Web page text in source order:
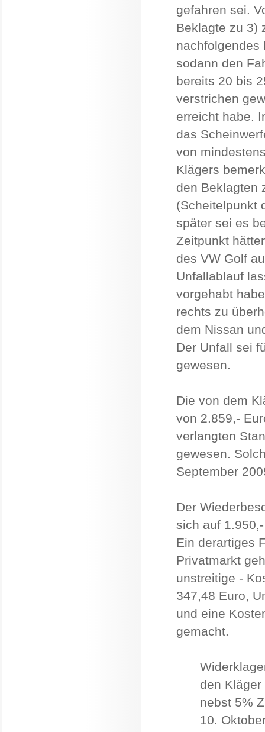
gefahren sei.
Beklagte zu 3)
nachfolgendes
sodann den
bereits 20 bis
verstrichen
erreicht habe.
das
von
Klägers
den Beklagten
(Scheitelpunkt
später sei es
Zeitpunkt
des VW Golf
Unfallablauf
vorgehabt
rechts zu
dem Nissan
Der Unfall sei
gewesen.
Die von dem
von 2.859,-
verlangten
gewesen.
September
Der
sich auf
Ein derartiges
Privatmarkt
unstreitige -
347,48 Euro,
und eine
gemacht.
den
nebst 5%
10.